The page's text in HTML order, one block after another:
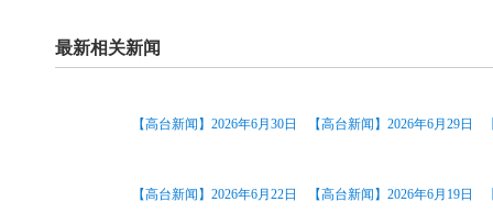
最新相关新闻
【高台新闻】2026年6月30日 【高台新闻】2026年6月29日
【高台新闻】2026年6月22日 【高台新闻】2026年6月19日